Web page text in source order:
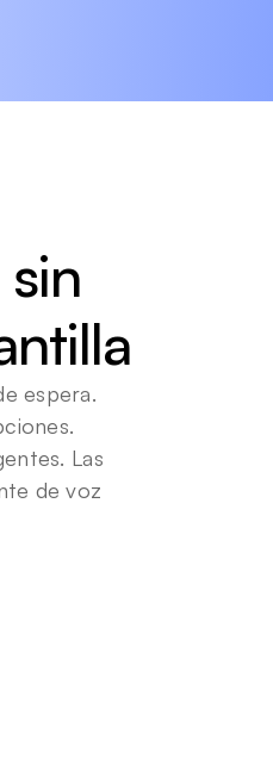
espera.
Las
de voz